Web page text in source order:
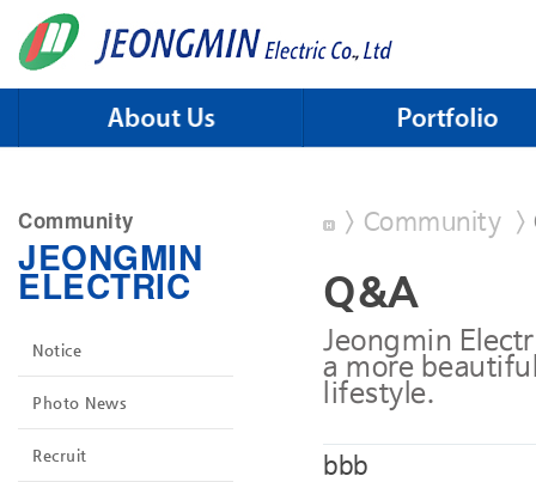
Skip to menu
Community
JEONGMIN
ELECTRIC
Notice
Photo News
Recruit
> Community >
Q&A
Jeongmin
a more
lifestyle.
bbb